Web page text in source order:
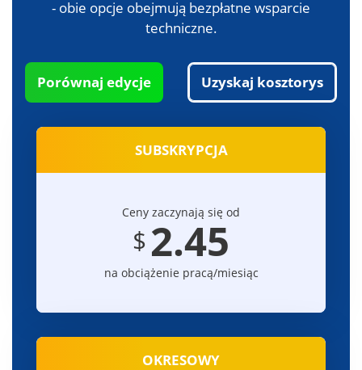
- obie opcje obejmują bezpłatne wsparcie
techniczne.
Porównaj edycje Uzyskaj kosztorys
SUBSKRYPCJA
Ceny zaczynają się od
$2.45
na obciążenie pracą/miesiąc
OKRESOWY